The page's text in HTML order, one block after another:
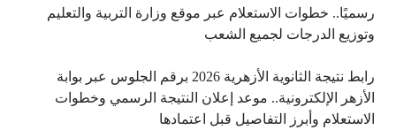
رسميًا.. خطوات الاستعلام عبر موقع وزارة التربية والتعليم
وتوزيع الدرجات لجميع الشعب
رابط نتيجة الثانوية الأزهرية 2026 برقم الجلوس عبر بوابة
الأزهر الإلكترونية.. موعد إعلان النتيجة الرسمي وخطوات
الاستعلام وأبرز التفاصيل قبل اعتمادها